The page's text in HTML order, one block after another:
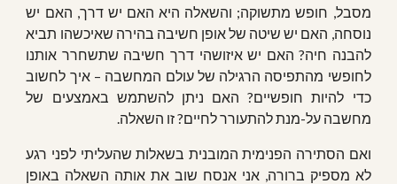
מסבל, חופש מתשוקה; והשאלה היא האם יש דרך, האם יש
נוסחה, האם יש שיטה של אופן חשיבה בהירה שאיכשהו תביא
להבנה חיה? האם יש איזושהי דרך חשיבה שתשחרר אותנו
לחופשי מהתפיסה הרגילה של עולם המחשבה – איך לחשוב
כדי להיות חופשיים? האם ניתן להשתמש באמצעים של
מחשבה על-מנת להתעורר לחיים? זו השאלה.
ואם הסתירה הפנימית המובנית בשאלות שהעליתי לפני רגע
לא מספיק ברורה, אני אנסח שוב את אותה השאלה באופן